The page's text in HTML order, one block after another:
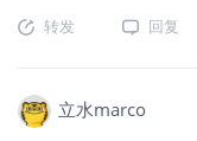
转发 回复
立水marco